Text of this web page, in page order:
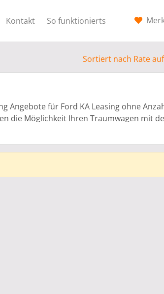
Kontakt So funktionierts
Sortiert nach Rate
Angebote für Ford KA Leasing ohne
die Möglichkeit Ihren Traumwagen mit
Traumwagen können speziell für Privat
werden von Vertragshändlern